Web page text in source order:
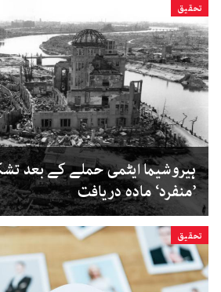
تحقیق
ہیروشیما ایٹمی حملے کے بعد
’منفرد‘ مادہ دریافت
تحقیق